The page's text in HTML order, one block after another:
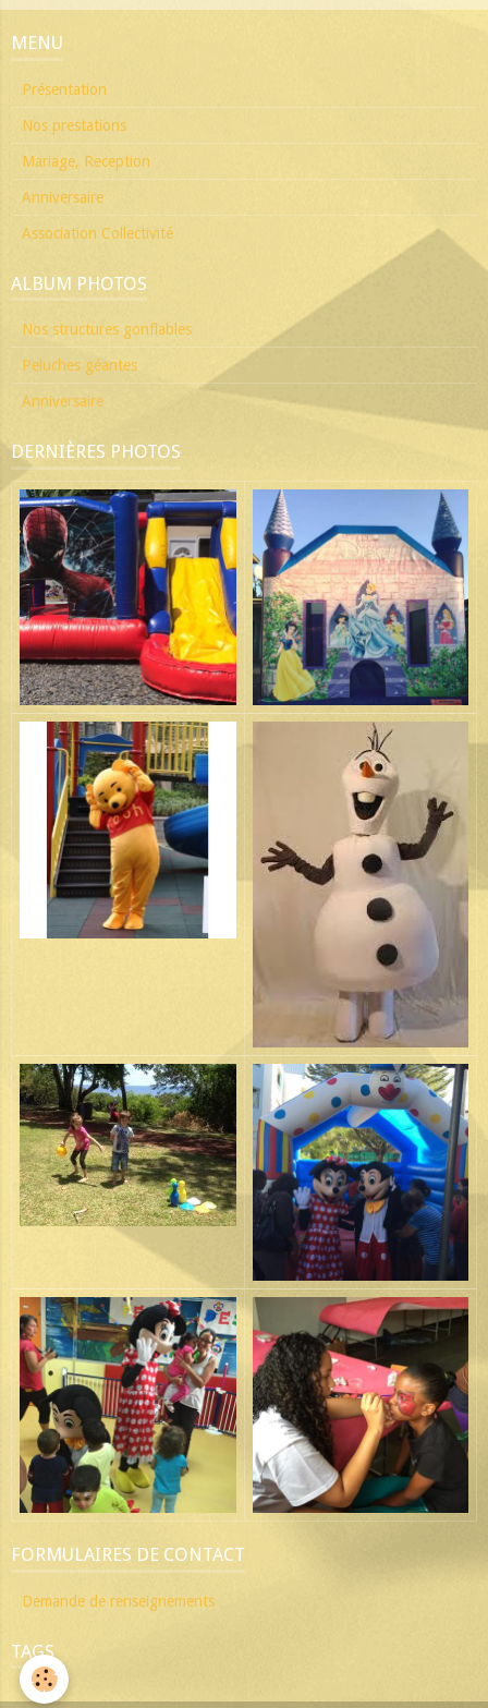
MENU
Présentation
Nos prestations
Mariage, Reception
Anniversaire
Association Collectivité
ALBUM PHOTOS
Nos structures gonflables
Peluches géantes
Anniversaire
DERNIÈRES PHOTOS
FORMULAIRES DE CONTACT
Demande de renseignements
TAGS